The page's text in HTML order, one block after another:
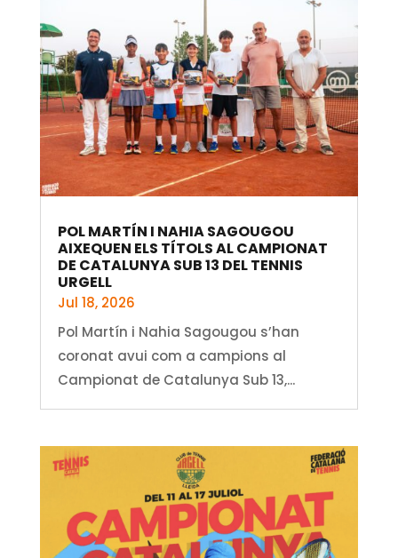
POL MARTÍN I NAHIA SAGOUGOU
AIXEQUEN ELS TÍTOLS AL CAMPIONAT
DE CATALUNYA SUB 13 DEL TENNIS
URGELL
Jul 18, 2026
Pol Martín i Nahia Sagougou s’han
coronat avui com a campions al
Campionat de Catalunya Sub 13,...